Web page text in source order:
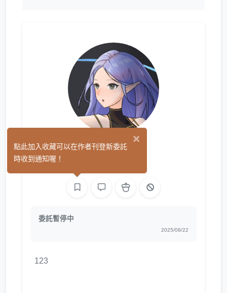
123 (0)
委託暫停中
2025/08/22
123
×
點此加入收藏可以在作者刊登新委託
時收到通知喔！